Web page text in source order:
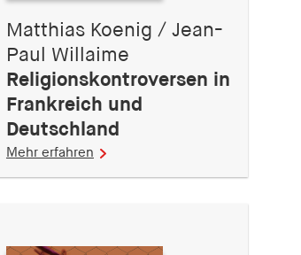
Matthias Koenig / Jean-
Paul Willaime
Religionskontroversen in
Frankreich und
Deutschland
Mehr erfahren